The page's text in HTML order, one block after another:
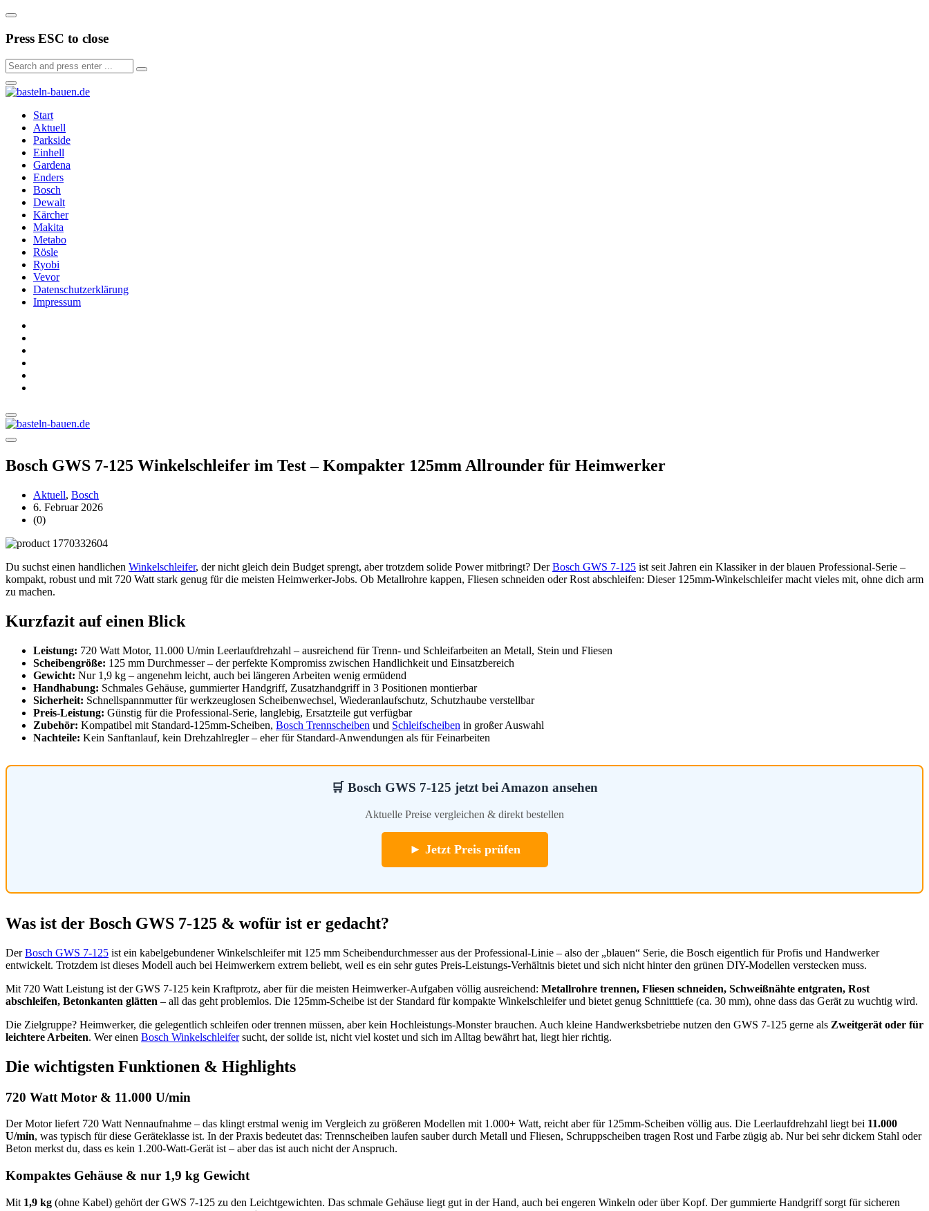
Press ESC to close
Start
Aktuell
Parkside
Einhell
Gardena
Enders
Bosch
Dewalt
Kärcher
Makita
Metabo
Rösle
Ryobi
Vevor
Datenschutzerklärung
Impressum
Bosch GWS 7-125 Winkelschleifer im Test – Kompakter 125mm Allrounder für Heimwerker
Aktuell, Bosch
6. Februar 2026
(0)
Du suchst einen handlichen Winkelschleifer, der nicht gleich dein Budget sprengt, aber trotzdem solide Power mitbringt? DerBosch GWS 7-125 ist seit Jahren ein Klassiker in der blauen Professional-Serie –
kompakt, robust und mit 720 Watt stark genug für die meisten Heimwerker-Jobs. Ob Metallrohre kappen, Fliesen schneiden oder Rost abschleifen: Dieser 125mm-Winkelschleifer macht vieles mit, ohne dich arm
zu machen.
Kurzfazit auf einen Blick
Leistung: 720 Watt Motor, 11.000 U/min Leerlaufdrehzahl – ausreichend für Trenn- und Schleifarbeiten an Metall, Stein und Fliesen
Scheibengröße: 125 mm Durchmesser – der perfekte Kompromiss zwischen Handlichkeit und Einsatzbereich
Gewicht: Nur 1,9 kg – angenehm leicht, auch bei längeren Arbeiten wenig ermüdend
Handhabung: Schmales Gehäuse, gummierter Handgriff, Zusatzhandgriff in 3 Positionen montierbar
Sicherheit: Schnellspannmutter für werkzeuglosen Scheibenwechsel, Wiederanlaufschutz, Schutzhaube verstellbar
Preis-Leistung: Günstig für die Professional-Serie, langlebig, Ersatzteile gut verfügbar
Zubehör: Kompatibel mit Standard-125mm-Scheiben, Bosch Trennscheiben und Schleifscheiben in großer Auswahl
Nachteile: Kein Sanftanlauf, kein Drehzahlregler – eher für Standard-Anwendungen als für Feinarbeiten
🛒 Bosch GWS 7-125 jetzt bei Amazon ansehen
Aktuelle Preise vergleichen & direkt bestellen
► Jetzt Preis prüfen
Was ist der Bosch GWS 7-125 & wofür ist er gedacht?
DerBosch GWS 7-125 ist ein kabelgebundener Winkelschleifer mit 125 mm Scheibendurchmesser aus der Professional-Linie – also der „blauen“ Serie, die Bosch eigentlich für Profis und Handwerker
entwickelt. Trotzdem ist dieses Modell auch bei Heimwerkern extrem beliebt, weil es ein sehr gutes Preis-Leistungs-Verhältnis bietet und sich nicht hinter den grünen DIY-Modellen verstecken muss.
Mit 720 Watt Leistung ist der GWS 7-125 kein Kraftprotz, aber für die meisten Heimwerker-Aufgaben völlig ausreichend: Metallrohre trennen, Fliesen schneiden, Schweißnähte entgraten, Rost
abschleifen, Betonkanten glätten – all das geht problemlos. Die 125mm-Scheibe ist der Standard für kompakte Winkelschleifer und bietet genug Schnitttiefe (ca. 30 mm), ohne dass das Gerät zu wuchtig wird.
Die Zielgruppe? Heimwerker, die gelegentlich schleifen oder trennen müssen, aber kein Hochleistungs-Monster brauchen. Auch kleine Handwerksbetriebe nutzen den GWS 7-125 gerne als Zweitgerät oder für
leichtere Arbeiten. Wer einen Bosch Winkelschleifersucht, der solide ist, nicht viel kostet und sich im Alltag bewährt hat, liegt hier richtig.
Die wichtigsten Funktionen & Highlights
720 Watt Motor & 11.000 U/min
Der Motor liefert 720 Watt Nennaufnahme – das klingt erstmal wenig im Vergleich zu größeren Modellen mit 1.000+ Watt, reicht aber für 125mm-Scheiben völlig aus. Die Leerlaufdrehzahl liegt bei 11.000
U/min, was typisch für diese Geräteklasse ist. In der Praxis bedeutet das: Trennscheiben laufen sauber durch Metall und Fliesen, Schruppscheiben tragen Rost und Farbe zügig ab. Nur bei sehr dickem Stahl oder
Beton merkst du, dass es kein 1.200-Watt-Gerät ist – aber das ist auch nicht der Anspruch.
Kompaktes Gehäuse & nur 1,9 kg Gewicht
Mit 1,9 kg (ohne Kabel) gehört der GWS 7-125 zu den Leichtgewichten. Das schmale Gehäuse liegt gut in der Hand, auch bei engeren Winkeln oder über Kopf. Der gummierte Handgriff sorgt für sicheren